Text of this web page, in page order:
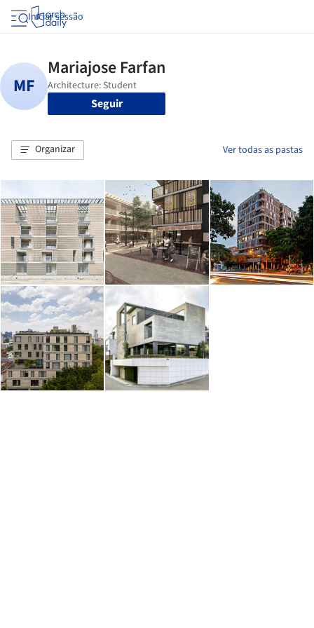
Iniciar sessão
Seguir
Organizar Ver todas as pastas